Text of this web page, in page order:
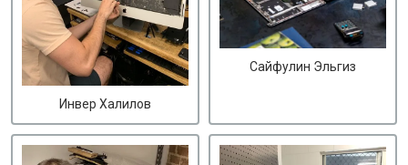
Инвер Халилов
Сайфулин Эльгиз